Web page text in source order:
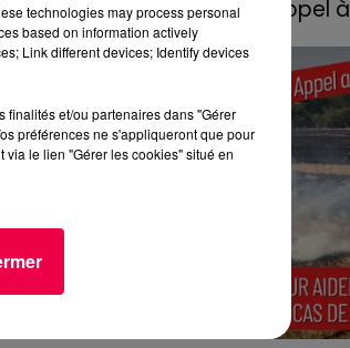
en
lance un appel
Le feu, parti d'une
au quartier
habitations et
centaine de
technologies may process personal
based on information actively
Link different devices; Identify devices
finalités et/ou partenaires dans "Gérer
préférences ne s'appliqueront que pour
via le lien "Gérer les cookies" situé en